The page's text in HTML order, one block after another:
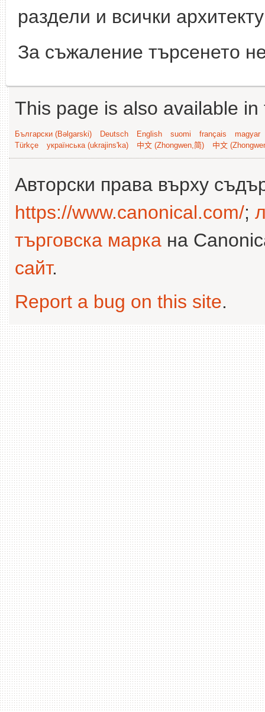
раздели и всички
За съжаление търсенето
This page is also available
Български (Bəlgarski) Deutsch English suomi français
magyar
Türkçe
українська (ukrajins'ka) 中文 (Zhongwen,简) 中文
Авторски права върху
https://www.canonical.com/;
търговска марка на
сайт.
Report a bug on this site.